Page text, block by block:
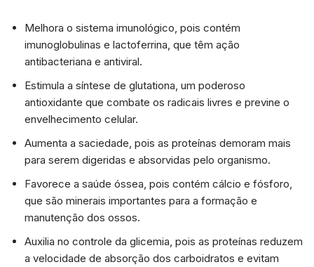
Melhora o sistema imunológico, pois contém
imunoglobulinas e lactoferrina, que têm ação
antibacteriana e antiviral.
Estimula a síntese de glutationa, um poderoso
antioxidante que combate os radicais livres e previne o
envelhecimento celular.
Aumenta a saciedade, pois as proteínas demoram mais
para serem digeridas e absorvidas pelo organismo.
Favorece a saúde óssea, pois contém cálcio e fósforo,
que são minerais importantes para a formação e
manutenção dos ossos.
Auxilia no controle da glicemia, pois as proteínas reduzem
a velocidade de absorção dos carboidratos e evitam